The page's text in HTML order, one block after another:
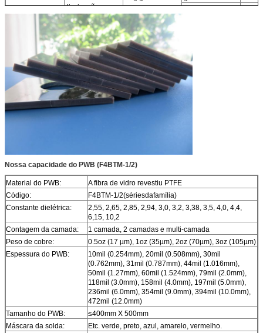
dissipação
Chama -
resistência
retardadora
UL94 V-0
Nossa capacidade do PWB (F4BTM-1/2)
Material do PWB:
A fibra de vidro revestiu PTFE
Código:
F4BTM-1/2(sériesdafamília)
Constante dielétrica:
2,55, 2,65, 2,85, 2,94, 3,0, 3,2, 3,38, 3,5, 4,0, 4,4,
6,15, 10,2
Contagem da camada:
1 camada, 2 camadas e multi-camada
Peso de cobre:
0.5oz (17 µm), 1oz (35µm), 2oz (70µm), 3oz (105µm)
Espessura do PWB:
10mil (0.254mm), 20mil (0.508mm), 30mil
(0.762mm), 31mil (0.787mm), 44mil (1.016mm),
50mil (1.27mm), 60mil (1.524mm), 79mil (2.0mm),
118mil (3.0mm), 158mil (4.0mm), 197mil (5.0mm),
236mil (6.0mm), 354mil (9.0mm), 394mil (10.0mm),
472mil (12.0mm)
Tamanho do PWB:
≤400mm X 500mm
Máscara da solda:
Etc. verde, preto, azul, amarelo, vermelho.